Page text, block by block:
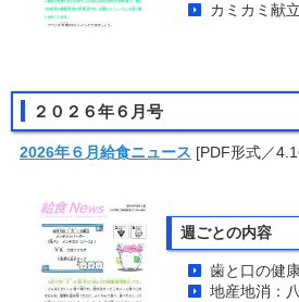
カミカミ献
２０２６年６月号
2026年６月給食ニュース [PDF形式／
週ごとの内容
歯と口の健
地産地消：